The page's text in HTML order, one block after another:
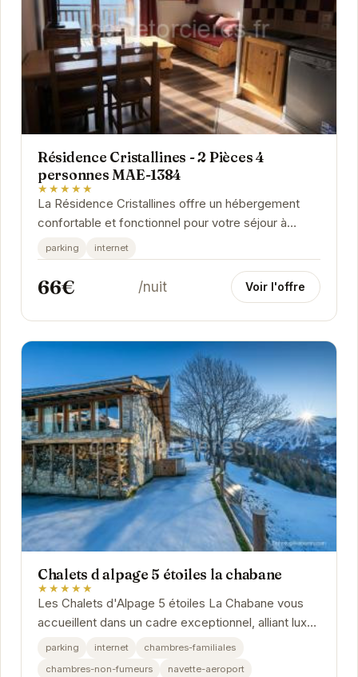
Résidence Cristallines - 2 Pièces 4
personnes MAE-1384
★★★★★
La Résidence Cristallines offre un hébergement
confortable et fonctionnel pour votre séjour à
Orcières. Située à proximité des commerces et...
parking internet
66€ /nuit Voir l'offre
Chalets d alpage 5 étoiles la chabane
★★★★★
Les Chalets d'Alpage 5 étoiles La Chabane vous
accueillent dans un cadre exceptionnel, alliant luxe
et authenticité. Chaque chalet est conçu avec...
parking internet
chambres-familiales
chambres-non-fumeurs
navette-aeroport